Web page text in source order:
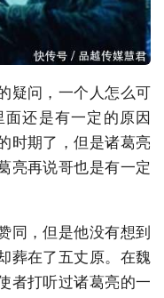
疑问，一个人怎么可
还是有一定的原因
时期了，但是诸葛亮
亮再说哥也是有一定
同，但是他没有想到
葬在了五丈原。在魏
者打听过诸葛亮的一